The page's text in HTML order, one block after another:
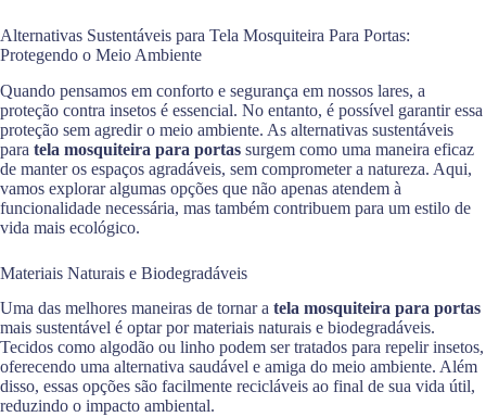
Alternativas Sustentáveis para Tela Mosquiteira Para Portas:
Protegendo o Meio Ambiente
Quando pensamos em conforto e segurança em nossos lares, a
proteção contra insetos é essencial. No entanto, é possível garantir essa
proteção sem agredir o meio ambiente. As alternativas sustentáveis
para tela mosquiteira para portas surgem como uma maneira eficaz
de manter os espaços agradáveis, sem comprometer a natureza. Aqui,
vamos explorar algumas opções que não apenas atendem à
funcionalidade necessária, mas também contribuem para um estilo de
vida mais ecológico.
Materiais Naturais e Biodegradáveis
Uma das melhores maneiras de tornar a tela mosquiteira para portas
mais sustentável é optar por materiais naturais e biodegradáveis.
Tecidos como algodão ou linho podem ser tratados para repelir insetos,
oferecendo uma alternativa saudável e amiga do meio ambiente. Além
disso, essas opções são facilmente recicláveis ao final de sua vida útil,
reduzindo o impacto ambiental.